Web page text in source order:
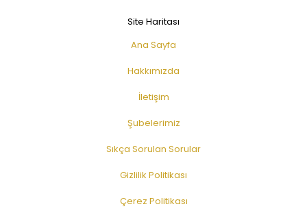
Site Haritası
Ana Sayfa
Hakkımızda
İletişim
Şubelerimiz
Sıkça Sorulan Sorular
Gizlilik Politikası
Çerez Politikası